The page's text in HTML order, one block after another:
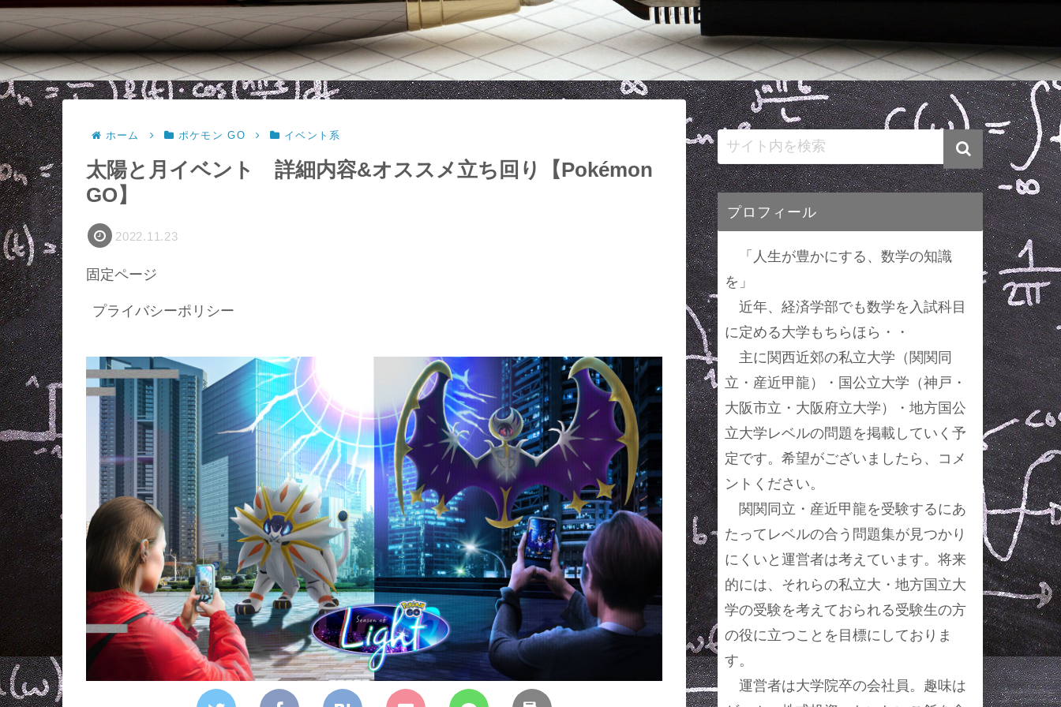
ホーム ポケモン GO イベント系
太陽と月イベント 詳細内容&オススメ立ち回り【Pokémon
GO】
2022.11.23
固定ページ
プライバシーポリシー
プロフィール
「人生が豊かにする、数学の知識
を」
近年、経済学部でも数学を入試科目
に定める大学もちらほら・・
主に関西近郊の私立大学（関関同
立・産近甲龍）・国公立大学（神戸・
大阪市立・大阪府立大学）・地方国公
立大学レベルの問題を掲載していく予
定です。希望がございましたら、コメ
ントください。
関関同立・産近甲龍を受験するにあ
たってレベルの合う問題集が見つかり
にくいと運営者は考えています。将来
的には、それらの私立大・地方国立大
学の受験を考えておられる受験生の方
の役に立つことを目標にしておりま
す。
運営者は大学院卒の会社員。趣味は